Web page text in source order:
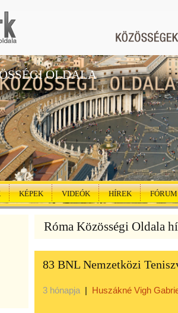
OLDALA
KÉPEK VIDEÓK HÍREK FÓRUM
Róma Közösségi Oldala
83 BNL Nemzetközi
3 hónapja | Huszákné Vigh